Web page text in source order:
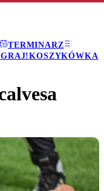
TERMINARZ
GRAJ!KOSZYKÓWKA